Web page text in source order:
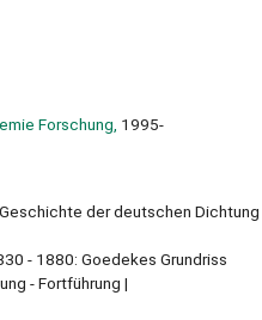
Forschung, 1995-
der deutschen Dichtung
- 1880: Goedekes Grundriss
- Fortführung